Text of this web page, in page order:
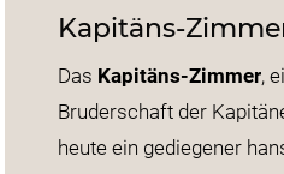
Kapitäns-
Das Kapitäns-Zimmer,
Bruderschaft der
heute ein gediegener